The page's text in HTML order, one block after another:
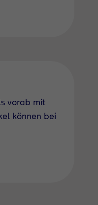
vorab mit
können bei